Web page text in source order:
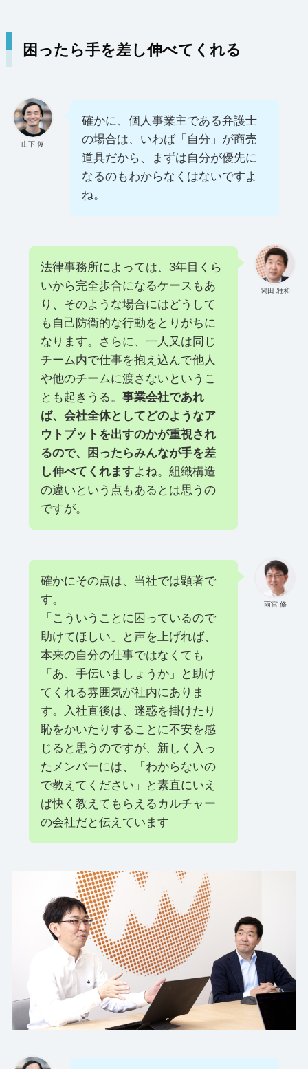
困ったら手を差し伸べてくれる
山下 俊
確かに、個人事業主である弁護士
の場合は、いわば「自分」が商売
道具だから、まずは自分が優先に
なるのもわからなくはないですよ
ね。
関田 雅和
法律事務所によっては、3年目くら
いから完全歩合になるケースもあ
り、そのような場合にはどうして
も自己防衛的な行動をとりがちに
なります。さらに、一人又は同じ
チーム内で仕事を抱え込んで他人
や他のチームに渡さないというこ
とも起きうる。 事業会社であれ
ば、会社全体としてどのようなア
ウトプットを出すのかが重視され
るので、困ったらみんなが手を差
し伸べてくれますよね。組織構造
の違いという点もあるとは思うの
ですが。
雨宮 修
確かにその点は、当社では顕著で
す。
「こういうことに困っているので
助けてほしい」と声を上げれば、
本来の自分の仕事ではなくても
「あ、手伝いましょうか」と助け
てくれる雰囲気が社内にありま
す。入社直後は、迷惑を掛けたり
恥をかいたりすることに不安を感
じると思うのですが、新しく入っ
たメンバーには、「わからないの
で教えてください」と素直にいえ
ば快く教えてもらえるカルチャー
の会社だと伝えています